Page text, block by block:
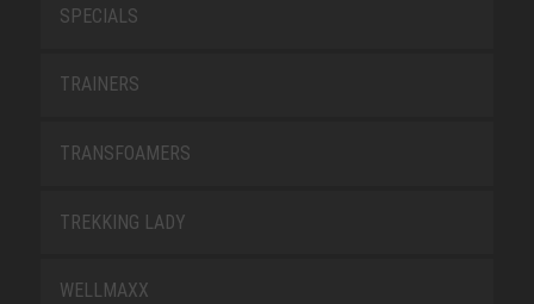
SPECIALS
TRAINERS
TRANSFOAMERS
TREKKING LADY
WELLMAXX